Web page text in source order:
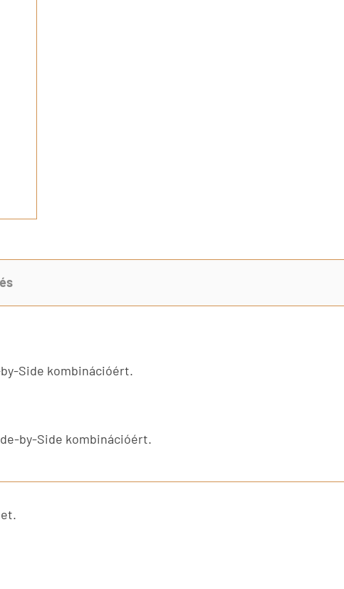
Side kombinációért.
by-Side kombinációért.